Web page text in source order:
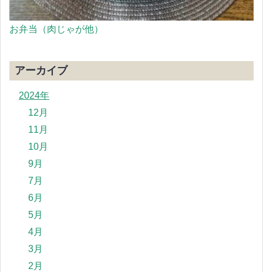
お弁当（肉じゃが他）
アーカイブ
2024年
12月
11月
10月
9月
7月
6月
5月
4月
3月
2月